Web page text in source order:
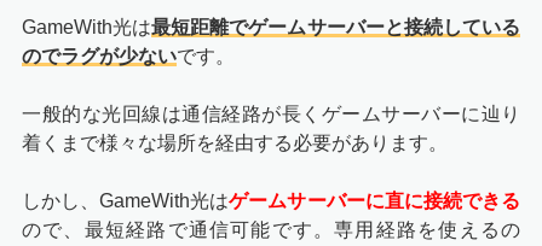
GameWith光は最短距離でゲームサーバーと接続している
のでラグが少ないです。
一般的な光回線は通信経路が長くゲームサーバーに辿り
着くまで様々な場所を経由する必要があります。
しかし、GameWith光はゲームサーバーに直に接続できる
ので、最短経路で通信可能です。専用経路を使えるの